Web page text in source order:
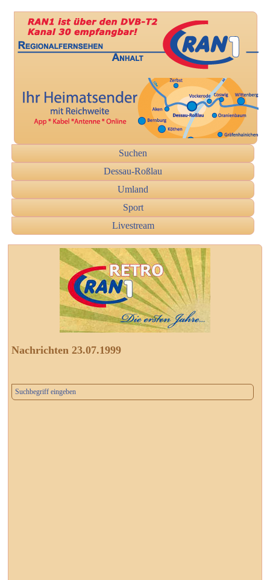
Suchen
Dessau-Roßlau
Umland
Sport
Livestream
Nachrichten 23.07.1999
Suchbegriff eingeben